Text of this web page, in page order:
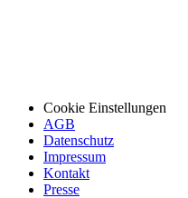
Cookie Einstellungen
AGB
Datenschutz
Impressum
Kontakt
Presse